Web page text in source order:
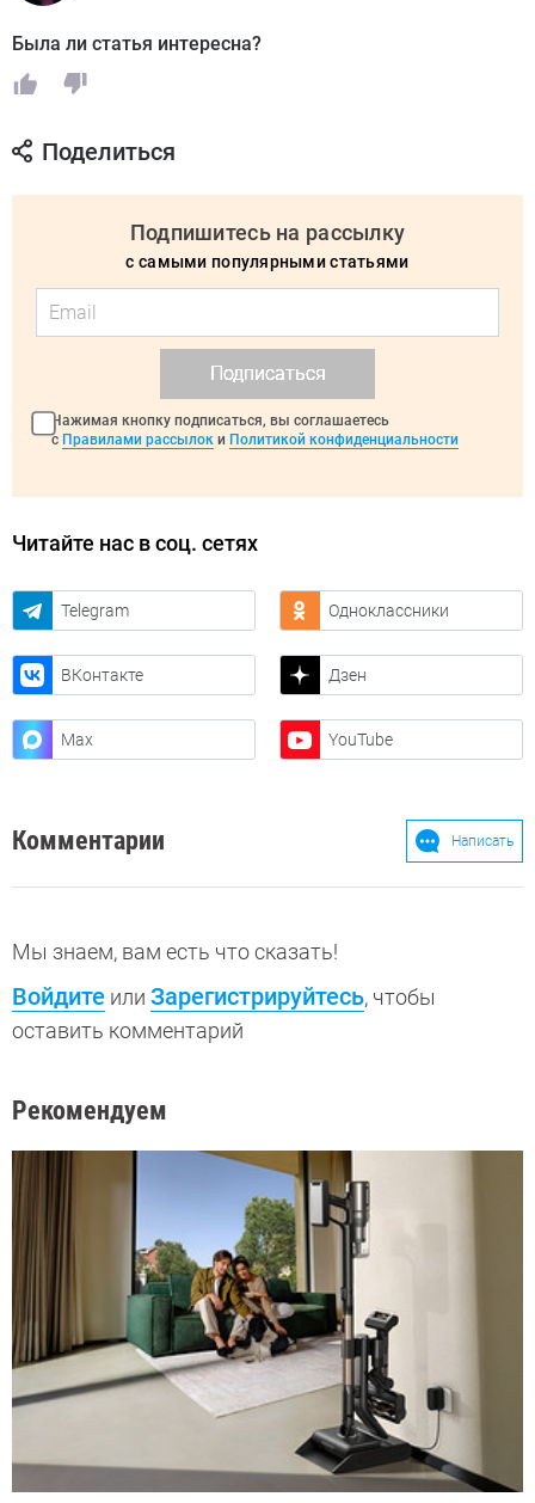
Была ли статья интересна?
Поделиться
Подпишитесь на рассылку
с самыми популярными статьями
Подписаться
Нажимая кнопку подписаться, вы соглашаетесь
с Правилами рассылок и Политикой конфиденциальности
Читайте нас в соц. сетях
Telegram Одноклассники
ВКонтакте Дзен
Max YouTube
Комментарии Написать
Мы знаем, вам есть что сказать!
Войдите или Зарегистрируйтесь, чтобы
оставить комментарий
Рекомендуем